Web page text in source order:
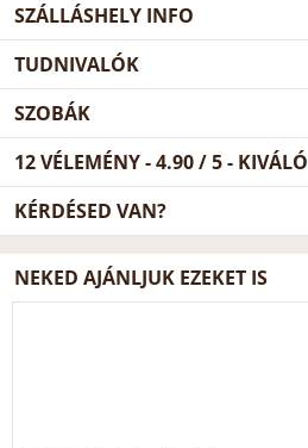
SZÁLLÁSHELY INFO
TUDNIVALÓK
SZOBÁK
12VÉLEMÉNY -4.90/5- KIVÁLÓ
KÉRDÉSED VAN?
NEKED AJÁNLJUK EZEKET IS